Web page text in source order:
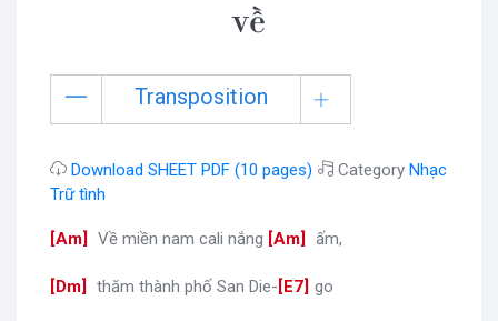
về
Transposition
Download SHEET PDF (10 pages) Category Nhạc
Trữ tình
Am Về miền nam cali nắng Am ấm,
Dm thăm thành phố San Die- E7 ]go